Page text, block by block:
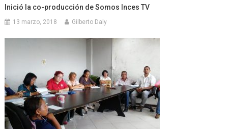
Inició la co-producción de Somos Inces TV
13 marzo, 2018 Gilberto Daly